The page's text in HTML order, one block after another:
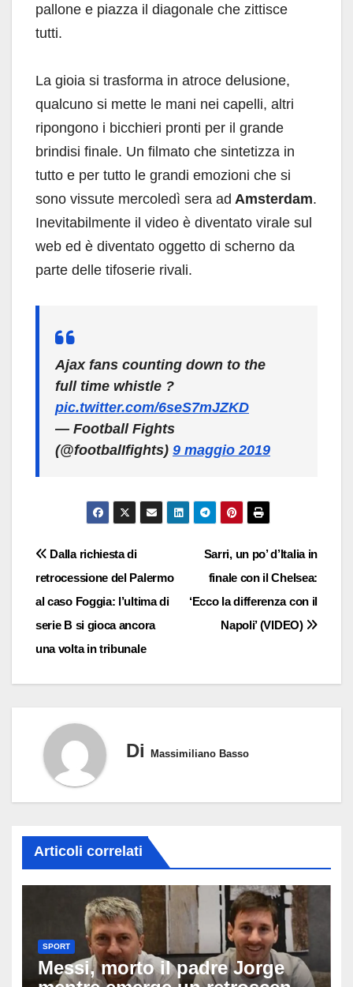
pallone e piazza il diagonale che zittisce
tutti.
La gioia si trasforma in atroce delusione,
qualcuno si mette le mani nei capelli, altri
ripongono i bicchieri pronti per il grande
brindisi finale. Un filmato che sintetizza in
tutto e per tutto le grandi emozioni che si
sono vissute mercoledì sera ad Amsterdam.
Inevitabilmente il video è diventato virale sul
web ed è diventato oggetto di scherno da
parte delle tifoserie rivali.
Ajax fans counting down to the
full time whistle ?
pic.twitter.com/6seS7mJZKD
— Football Fights
(@footbalIfights) 9 maggio 2019
Navigazione
articoli
Sarri, un po’ d’Italia in
finale con il Chelsea:
‘Ecco la differenza con il
Napoli’ (VIDEO)
Dalla richiesta di
retrocessione del Palermo
al caso Foggia: l’ultima di
serie B si gioca ancora
una volta in tribunale
Di Massimiliano Basso
Articoli correlati
SPORT
Messi, morto il padre Jorge